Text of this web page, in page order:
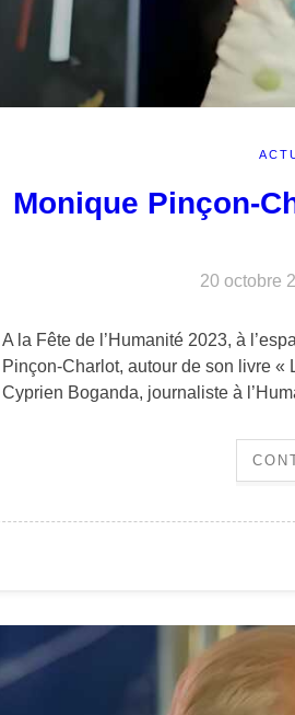
Monique Pinçon-
20 octobre
A la Fête de l’Humanité 2023, à
Pinçon-Charlot, autour de son livre
Cyprien Boganda, journaliste à